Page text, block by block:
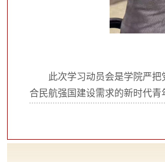
此次学习动员会是学院严
合民航强国建设需求的新时代